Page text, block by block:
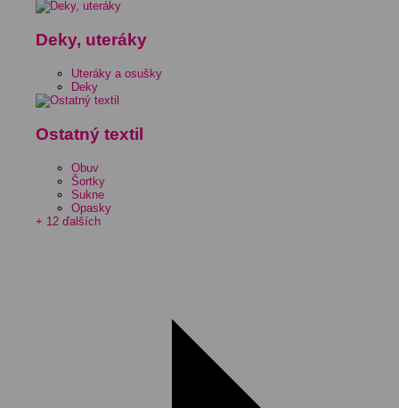
Deky, uteráky
Uteráky a osušky
Deky
Ostatný textil
Obuv
Šortky
Sukne
Opasky
+ 12 ďalších